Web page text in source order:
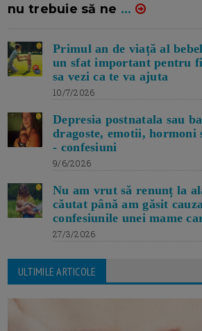
nu trebuie să ne ...
Primul an de viață al
un sfat important pentru
sa vezi ca te va ajuta
10/7/2026
Depresia postnatala sau
dragoste, emotii, hormoni
- confesiuni
9/6/2026
Nu am vrut să renunț la
căutat până am găsit
confesiunile unei mame
27/3/2026
ULTIMILE ARTICOLE